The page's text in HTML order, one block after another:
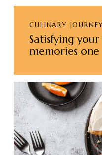
CULINARY JOURNEY
Satisfying
memories